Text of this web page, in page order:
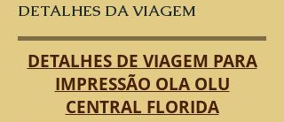
DETALHES DA VIAGEM
DETALHES DE VIAGEM PARA
IMPRESSÃO OLA OLU
CENTRAL FLORIDA